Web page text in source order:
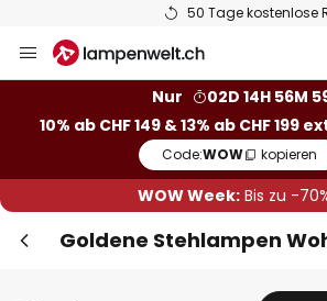
50 Tage kostenlose
Inhalt
Nur
02D 14H 56M
10% ab CHF 149 & 13% ab CHF 199
Code:WOW kopieren
WOW Week:Bis zu -
Goldene Stehlampen
Extra Rabatt
10% Rabattab CHF
13% Rabattab CHF
auf fast alles*
Ihr Code:WOW
Jetzt einlösen